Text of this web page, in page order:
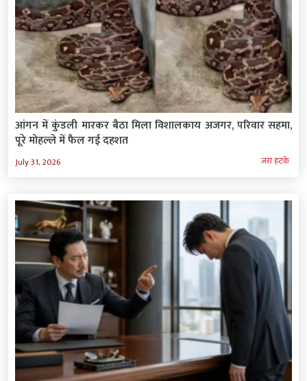
आंगन में कुंडली मारकर बैठा मिला विशालकाय अजगर, परिवार सहमा,
पूरे मोहल्ले में फैल गई दहशत
July 31, 2026 ज़रा हटके